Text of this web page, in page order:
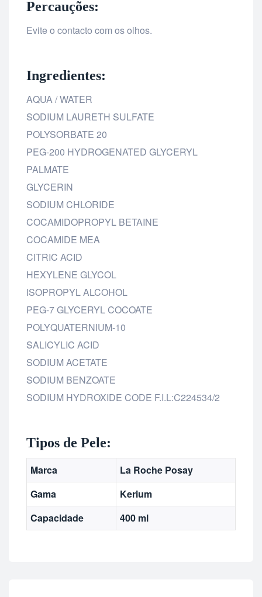
Percauções:
Evite o contacto com os olhos.
Ingredientes:
AQUA / WATER
SODIUM LAURETH SULFATE
POLYSORBATE 20
PEG-200 HYDROGENATED GLYCERYL
PALMATE
GLYCERIN
SODIUM CHLORIDE
COCAMIDOPROPYL BETAINE
COCAMIDE MEA
CITRIC ACID
HEXYLENE GLYCOL
ISOPROPYL ALCOHOL
PEG-7 GLYCERYL COCOATE
POLYQUATERNIUM-10
SALICYLIC ACID
SODIUM ACETATE
SODIUM BENZOATE
SODIUM HYDROXIDE CODE F.I.L:C224534/2
Tipos de Pele:
Marca
La Roche Posay
Gama
Kerium
Capacidade
400 ml